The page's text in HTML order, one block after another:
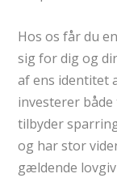
Hos os får du
sig for dig og
af ens identitet
investerer
tilbyder
og har stor
gældende